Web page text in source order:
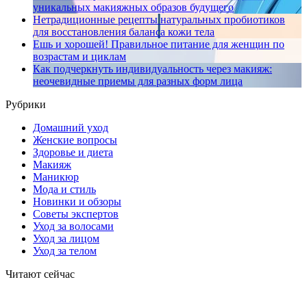
уникальных макияжных образов будущего
Нетрадиционные рецепты натуральных пробиотиков
для восстановления баланса кожи тела
Ешь и хорошей! Правильное питание для женщин по
возрастам и циклам
Как подчеркнуть индивидуальность через макияж:
неочевидные приемы для разных форм лица
Рубрики
Домашний уход
Женские вопросы
Здоровье и диета
Макияж
Маникюр
Мода и стиль
Новинки и обзоры
Советы экспертов
Уход за волосами
Уход за лицом
Уход за телом
Читают сейчас